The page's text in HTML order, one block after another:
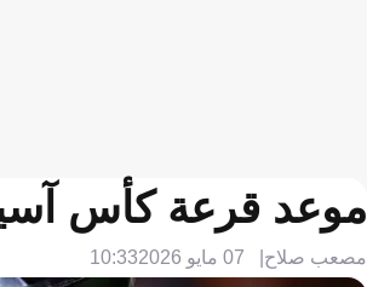
موعد قرعة كأس آسيا 2027.. تصنيف المنتخبات والقنوات
مصعب صلاح 07 مايو 2026 10:33